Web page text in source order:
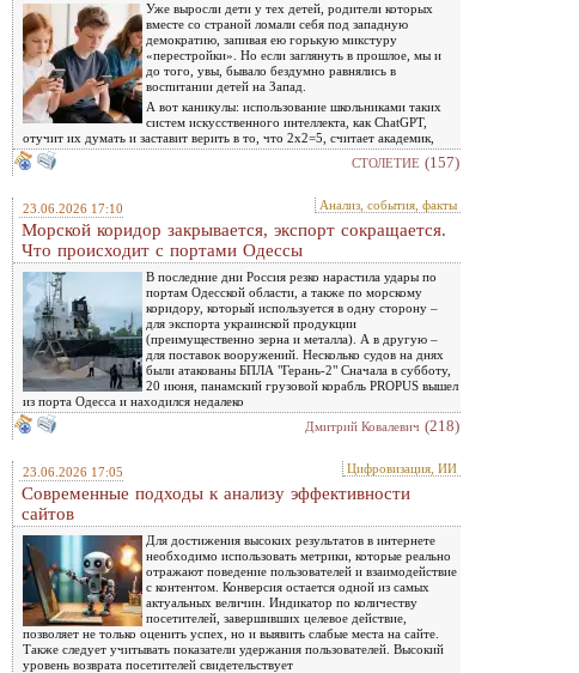
Уже выросли дети у тех детей, родители которых
вместе со страной ломали себя под западную
демократию, запивая ею горькую микстуру
«перестройки». Но если заглянуть в прошлое, мы и
до того, увы, бывало бездумно равнялись в
воспитании детей на Запад.
А вот каникулы: использование школьниками таких
систем искусственного интеллекта, как ChatGPT,
отучит их думать и заставит верить в то, что 2х2=5, считает академик,
СТОЛЕТИЕ (157)
23.06.2026 17:10 Анализ, события, факты
Морской коридор закрывается, экспорт сокращается.
Что происходит с портами Одессы
В последние дни Россия резко нарастила удары по
портам Одесской области, а также по морскому
коридору, который используется в одну сторону –
для экспорта украинской продукции
(преимущественно зерна и металла). А в другую –
для поставок вооружений. Несколько судов на днях
были атакованы БПЛА "Герань-2" Сначала в субботу,
20 июня, панамский грузовой корабль PROPUS вышел
из порта Одесса и находился недалеко
Дмитрий Ковалевич (218)
23.06.2026 17:05 Цифровизация, ИИ
Современные подходы к анализу эффективности
сайтов
Для достижения высоких результатов в интернете
необходимо использовать метрики, которые реально
отражают поведение пользователей и взаимодействие
с контентом. Конверсия остается одной из самых
актуальных величин. Индикатор по количеству
посетителей, завершивших целевое действие,
позволяет не только оценить успех, но и выявить слабые места на сайте.
Также следует учитывать показатели удержания пользователей. Высокий
уровень возврата посетителей свидетельствует